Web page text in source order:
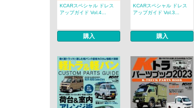
KCARスペシャル ドレス
アップガイド Vol.4...
購入
KCARスペシャル ドレス
アップガイド Vol.3...
購入